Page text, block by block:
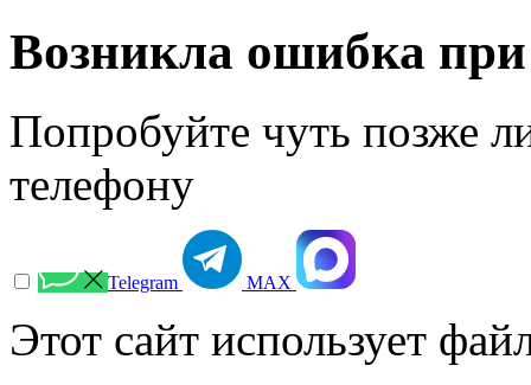
Возникла ошибка при
Попробуйте чуть позже
телефону
Telegram МАХ
Этот сайт использует